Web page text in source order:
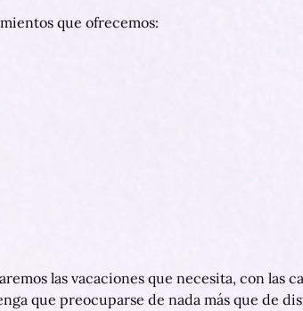
que ofrecemos:
las vacaciones que necesita, con las
que preocuparse de nada más que de